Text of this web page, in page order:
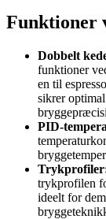
Funktioner
Dobbelt
funktioner
en til
sikrer
PID-
trykprofilen
ideelt for